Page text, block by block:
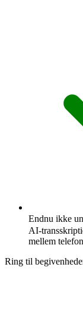
Endnu ikke
AI-
mellem
Ring til